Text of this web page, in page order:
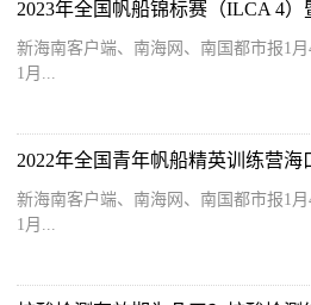
新海南客户端、南海网、南国都市报1
1月...
新海南客户端、南海网、南国都市报1
1月...